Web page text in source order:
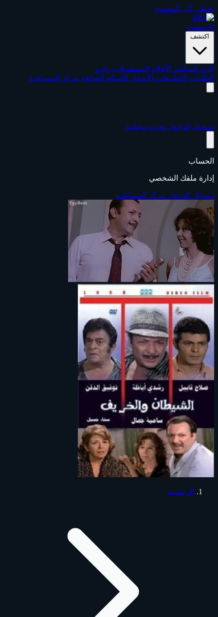
تخطي إلى المحتوى
الرئيسية
اكتشف
البث المباشر الأفلام المسلسلات راديو
الطلبات التطبيقات الأسعار الأسئلة الشائعة مركز المساعدة
تسجيل الدخول تجربة مجانية
الحساب
إدارة ملفك الشخصي
تسجيل الدخول مركز المساعدة
الرئيسية